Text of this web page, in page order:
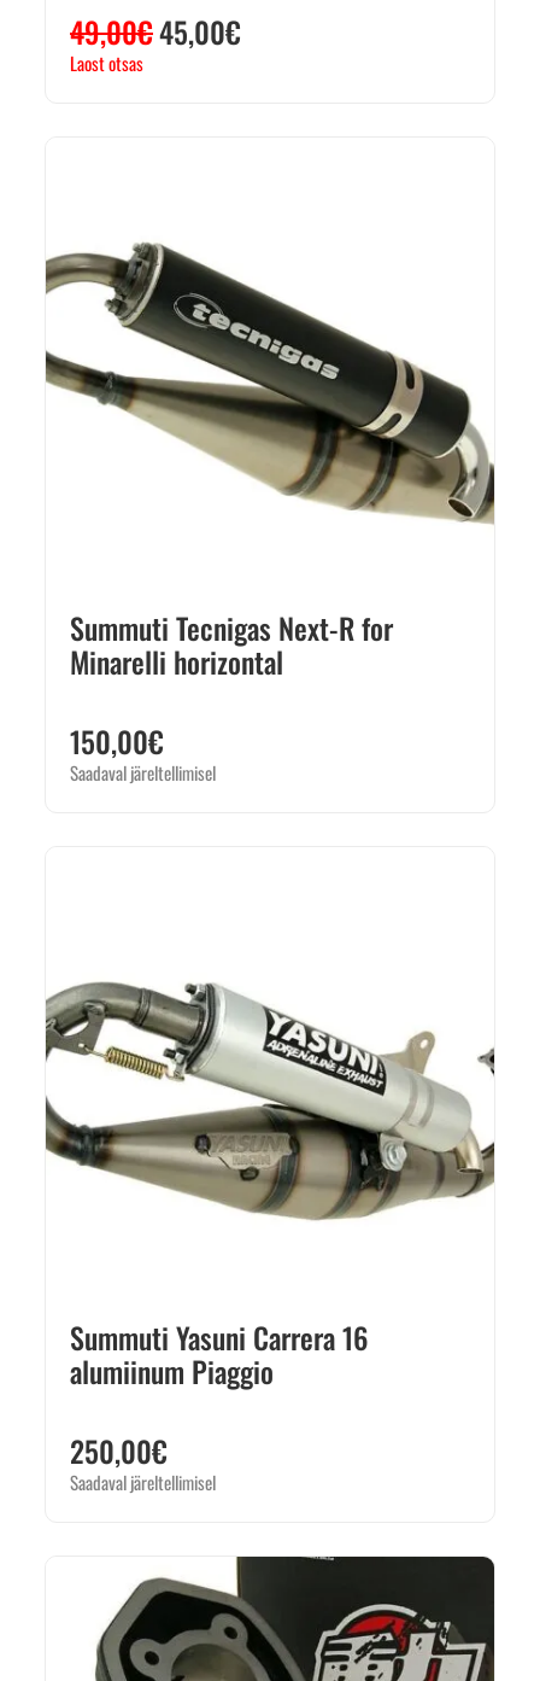
49,00€45,00€
Laost otsas
Summuti Tecnigas Next-R for
Minarelli horizontal
150,00€
Saadaval järeltellimisel
Summuti Yasuni Carrera 16
alumiinum Piaggio
250,00€
Saadaval järeltellimisel